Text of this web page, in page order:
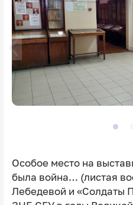
Особое место на
была война… (листая
Лебедевой и «Солдаты